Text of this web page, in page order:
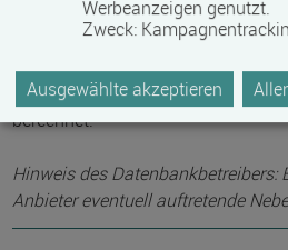
Die Teilnahmegebühr ist für 8x3
berechnet.
Hinweis des Datenbankbetreibers:
Anbieter eventuell auftretende
Werbeanzeigen genutzt.
Zweck:
Ausgewählte akzeptieren